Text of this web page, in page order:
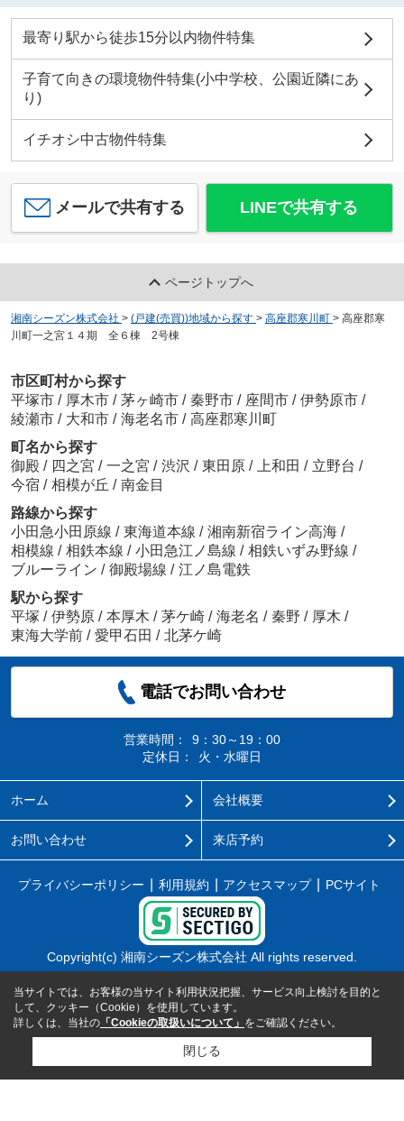
最寄り駅から徒歩15分以内物件特集
子育て向きの環境物件特集(小中学校、公園近隣にあ
り)
イチオシ中古物件特集
メールで共有する LINEで共有する
ページトップへ
湘南シーズン株式会社 > (戸建(売買))地域から探す > 高座郡寒川町 > 高座郡寒
川町一之宮１４期 全６棟 2号棟
市区町村から探す
平塚市 / 厚木市 / 茅ヶ崎市 / 秦野市 / 座間市 / 伊勢原市 /
綾瀬市 / 大和市 / 海老名市 / 高座郡寒川町
町名から探す
御殿 / 四之宮 / 一之宮 / 渋沢 / 東田原 / 上和田 / 立野台 /
今宿 / 相模が丘 / 南金目
路線から探す
小田急小田原線 / 東海道本線 / 湘南新宿ライン高海 /
相模線 / 相鉄本線 / 小田急江ノ島線 / 相鉄いずみ野線 /
ブルーライン / 御殿場線 / 江ノ島電鉄
駅から探す
平塚 / 伊勢原 / 本厚木 / 茅ケ崎 / 海老名 / 秦野 / 厚木 /
東海大学前 / 愛甲石田 / 北茅ケ崎
電話でお問い合わせ
営業時間：
9：30～19：00
定休日：
火・水曜日
ホーム 会社概要
お問い合わせ 来店予約
プライバシーポリシー 利用規約 アクセスマップ PCサイト
Copyright(c) 湘南シーズン株式会社 All rights reserved.
当サイトでは、お客様の当サイト利用状況把握、サービス向上検討を目的と
して、クッキー（Cookie）を使用しています。
詳しくは、当社の 「Cookieの取扱いについて」 をご確認ください。
閉じる